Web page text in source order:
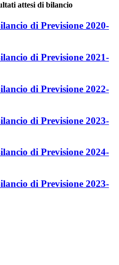
attesi di bilancio
di Previsione 2020-
di Previsione 2021-
di Previsione 2022-
di Previsione 2023-
di Previsione 2024-
di Previsione 2023-